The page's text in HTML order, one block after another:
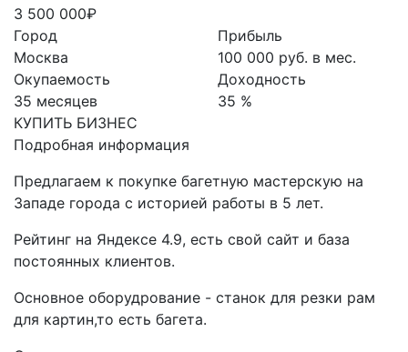
3 500 000₽
Город
Москва
Окупаемость
35 месяцев
КУПИТЬ БИЗНЕС
Прибыль
100 000 руб. в мес.
Доходность
35 %
Подробная информация
Предлагаем к покупке багетную мастерскую на
Западе города с историей работы в 5 лет.
Рейтинг на Яндексе 4.9, есть свой сайт и база
постоянных клиентов.
Основное оборудрование - станок для резки рам
для картин,то есть багета.